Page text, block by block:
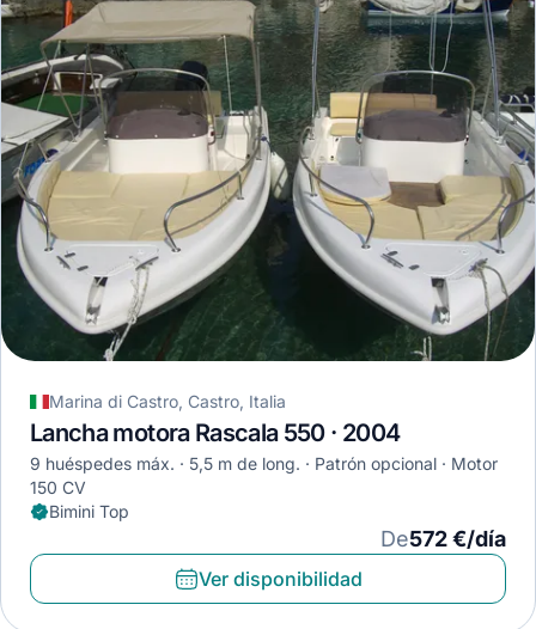
Marina di Castro, Castro, Italia
Lancha motora Rascala 550 · 2004
9 huéspedes máx. 5,5 m de long. Patrón opcional
Motor
150 CV
Bimini Top
De572 €/día
Ver disponibilidad